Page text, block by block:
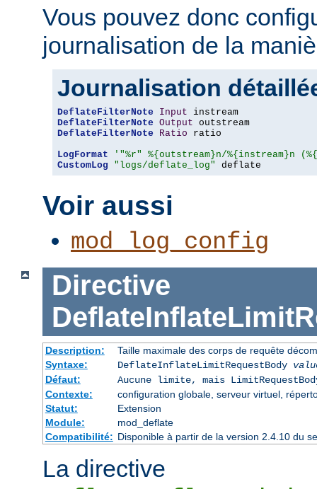
Vous pouvez donc
journalisation de la
Journalisation
DeflateFilterNote Input
DeflateFilterNote Output
DeflateFilterNote
Ratio ratio
LogFormat
'"%r" %{outstream}n/%{instream}n
CustomLog
"logs/deflate_log" deflate
Voir aussi
mod_log_config
Directive
Description:
Taille maximale des corps de requête
Syntaxe:
DeflateInflateLimitRequestBody
Défaut:
Aucune limite, mais
Contexte:
configuration globale, serveur virtuel,
Statut:
Extension
Module:
mod_deflate
Compatibilité: Disponible à partir de la version 2.4.10 du
La directive